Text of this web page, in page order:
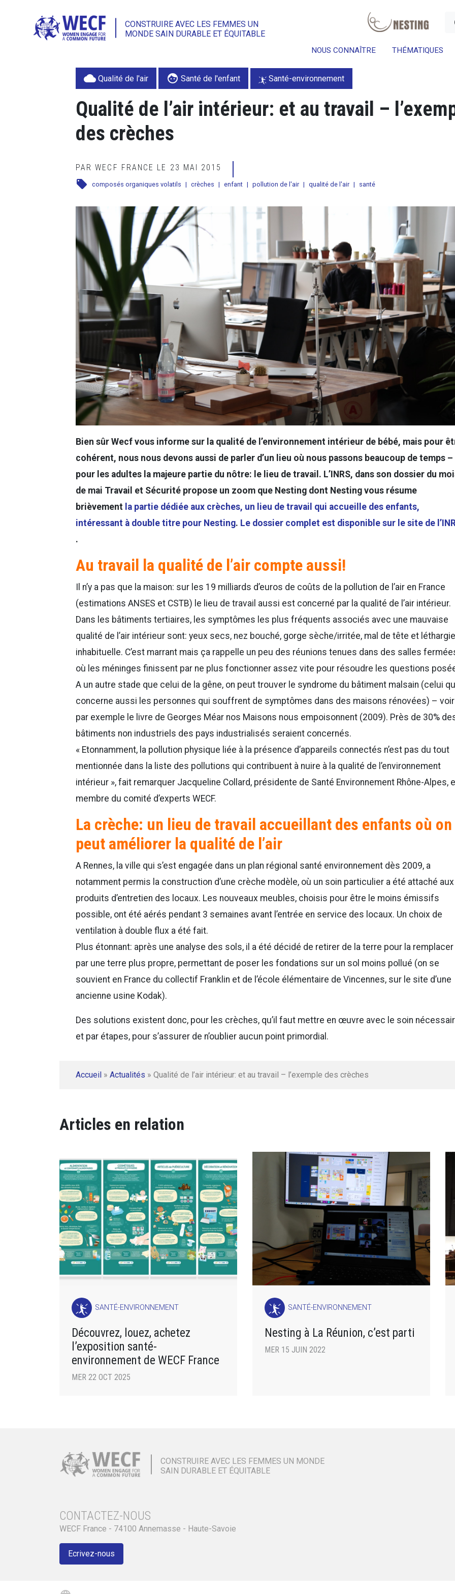
CONSTRUIRE AVEC LES FEMMES UN
MONDE SAIN DURABLE ET ÉQUITABLE
NOUS CONNAÎTRE THÉMATIQUES
cloud Qualité de l'air face Santé de l'enfant Santé-environnement
Qualité de l’air intérieur: et au travail –
des crèches
PAR WECF FRANCE LE 23 MAI 2015
local_offer composés organiques volatils | crèches | enfant | pollution de l'air | qualité de l'air | santé
Bien sûr Wecf vous informe sur la qualité de l’environnement intérieur de bébé, mais pour
cohérent, nous nous devons aussi de parler d’un lieu où nous passons beaucoup de temps –
pour les adultes la majeure partie du nôtre: le lieu de travail. L’INRS, dans son dossier du
de mai Travail et Sécurité propose un zoom que Nesting dont Nesting vous résume
brièvement la partie dédiée aux crèches, un lieu de travail qui accueille des enfants,
intéressant à double titre pour Nesting. Le dossier complet est disponible sur le site de
.
Au travail la qualité de l’air compte aussi!
Il n’y a pas que la maison: sur les 19 milliards d’euros de coûts de la pollution de l’air en France
(estimations ANSES et CSTB) le lieu de travail aussi est concerné par la qualité de l’air intérieur.
Dans les bâtiments tertiaires, les symptômes les plus fréquents associés avec une mauvaise
qualité de l’air intérieur sont: yeux secs, nez bouché, gorge sèche/irritée, mal de tête et léthargie
inhabituelle. C’est marrant mais ça rappelle un peu des réunions tenues dans des salles
où les méninges finissent par ne plus fonctionner assez vite pour résoudre les questions
A un autre stade que celui de la gêne, on peut trouver le syndrome du bâtiment malsain (celui
concerne aussi les personnes qui souffrent de symptômes dans des maisons rénovées) – voir
par exemple le livre de Georges Méar nos Maisons nous empoisonnent (2009). Près de 30%
bâtiments non industriels des pays industrialisés seraient concernés.
« Etonnamment, la pollution physique liée à la présence d’appareils connectés n’est pas du tout
mentionnée dans la liste des pollutions qui contribuent à nuire à la qualité de l’environnement
intérieur », fait remarquer Jacqueline Collard, présidente de Santé Environnement Rhône-Alpes,
membre du comité d’experts WECF.
La crèche: un lieu de travail accueillant des enfants où on
peut améliorer la qualité de l’air
A Rennes, la ville qui s’est engagée dans un plan régional santé environnement dès 2009, a
notamment permis la construction d’une crèche modèle, où un soin particulier a été attaché aux
produits d’entretien des locaux. Les nouveaux meubles, choisis pour être le moins émissifs
possible, ont été aérés pendant 3 semaines avant l’entrée en service des locaux. Un choix de
ventilation à double flux a été fait.
Plus étonnant: après une analyse des sols, il a été décidé de retirer de la terre pour la remplacer
par une terre plus propre, permettant de poser les fondations sur un sol moins pollué (on se
souvient en France du collectif Franklin et de l’école élémentaire de Vincennes, sur le site d’une
ancienne usine Kodak).
Des solutions existent donc, pour les crèches, qu’il faut mettre en œuvre avec le soin
et par étapes, pour s’assurer de n’oublier aucun point primordial.
Accueil » Actualités » Qualité de l’air intérieur: et au travail – l’exemple des crèches
Articles en relation
SANTÉ-ENVIRONNEMENT
Découvrez, louez, achetez
l’exposition santé-
environnement de WECF France
MER 22 OCT 2025
SANTÉ-ENVIRONNEMENT
Nesting à La Réunion, c’est parti
MER 15 JUIN 2022
CONSTRUIRE AVEC LES FEMMES UN MONDE
SAIN DURABLE ET ÉQUITABLE
CONTACTEZ-NOUS
WECF France - 74100 Annemasse - Haute-Savoie
Ecrivez-nous